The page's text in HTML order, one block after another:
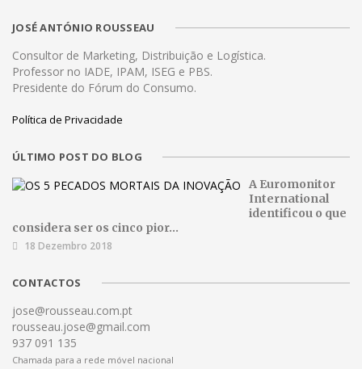
JOSÉ ANTÓNIO ROUSSEAU
Consultor de Marketing, Distribuição e Logística.
Professor no IADE, IPAM, ISEG e PBS.
Presidente do Fórum do Consumo.
Política de Privacidade
ÚLTIMO POST DO BLOG
A Euromonitor
International
identificou o que
considera ser os cinco pior...
18 Dezembro 2018
CONTACTOS
jose@rousseau.com.pt
rousseau.jose@gmail.com
937 091 135
Chamada para a rede móvel nacional